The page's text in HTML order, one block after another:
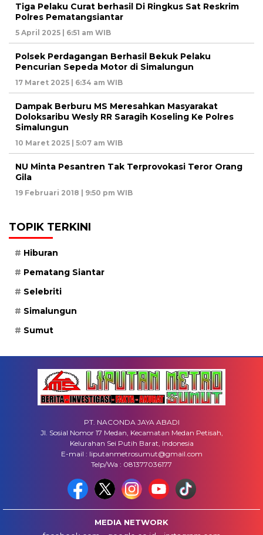
Tiga Pelaku Curat berhasil Di Ringkus Sat Reskrim
Polres Pematangsiantar
5 April 2025 | 6:51 am WIB
Polsek Perdagangan Berhasil Bekuk Pelaku
Pencurian Sepeda Motor di Simalungun
17 Maret 2025 | 6:34 am WIB
Dampak Berburu MS Meresahkan Masyarakat
Doloksaribu Wesly RR Saragih Koseling Ke Polres
Simalungun
10 Maret 2025 | 5:07 am WIB
NU Minta Pesantren Tak Terprovokasi Teror Orang
Gila
19 Februari 2018 | 9:50 pm WIB
TOPIK TERKINI
Hiburan
Pematang Siantar
Selebriti
Simalungun
Sumut
PT. NACONDA JAYA ABADI
Jl. Sosial Nomor 17 Medan, Kecamatan Medan Petisah,
Kelurahan Sei Putih Barat, Indonesia
E-mail : liputanmetrosumut@gmail.com
Telp/Wa : 081377036177
MEDIA NETWORK